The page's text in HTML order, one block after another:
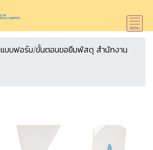
แบบฟอร์ม/ขั้นตอนขอยืมพัสดุ สำนักงาน